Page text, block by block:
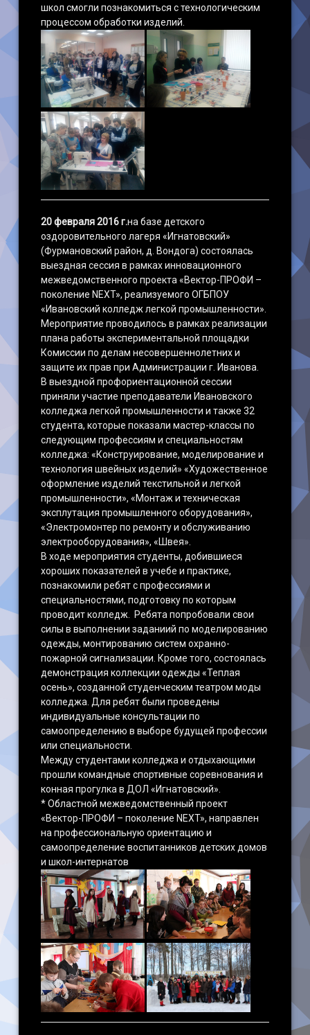
школ смогли познакомиться с технологическим
процессом обработки изделий.
20 февраля 2016 г.на базе детского
оздоровительного лагеря «Игнатовский»
(Фурмановский район, д. Вондога) состоялась
выездная сессия в рамках инновационного
межведомственного проекта «Вектор-ПРОФИ –
поколение NEXT», реализуемого ОГБПОУ
«Ивановский колледж легкой промышленности».
Мероприятие проводилось в рамках реализации
плана работы экспериментальной площадки
Комиссии по делам несовершеннолетних и
защите их прав при Администрации г. Иванова.
В выездной профориентационной сессии
приняли участие преподаватели Ивановского
колледжа легкой промышленности и также 32
студента, которые показали мастер-классы по
следующим профессиям и специальностям
колледжа: «Конструирование, моделирование и
технология швейных изделий» «Художественное
оформление изделий текстильной и легкой
промышленности», «Монтаж и техническая
эксплутация промышленного оборудования»,
«Электромонтер по ремонту и обслуживанию
электрооборудования», «Швея».
В ходе мероприятия студенты, добившиеся
хороших показателей в учебе и практике,
познакомили ребят с профессиями и
специальностями, подготовку по которым
проводит колледж. Ребята попробовали свои
силы в выполнении заданиий по моделированию
одежды, монтированию систем охранно-
пожарной сигнализации. Кроме того, состоялась
демонстрация коллекции одежды «Теплая
осень», созданной студенческим театром моды
колледжа. Для ребят были проведены
индивидуальные консультации по
самоопределению в выборе будущей профессии
или специальности.
Между студентами колледжа и отдыхающими
прошли командные спортивные соревнования и
конная прогулка в ДОЛ «Игнатовский».
* Областной межведомственный проект
«Вектор-ПРОФИ – поколение NEXT», направлен
на профессиональную ориентацию и
самоопределение воспитанников детских домов
и школ-интернатов